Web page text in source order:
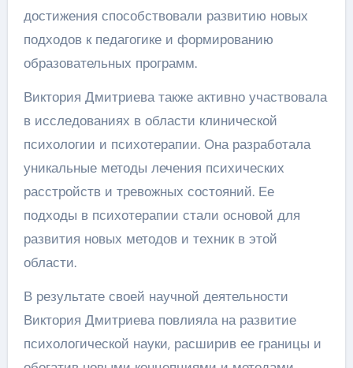
достижения способствовали развитию новых
подходов к педагогике и формированию
образовательных программ.
Виктория Дмитриева также активно участвовала
в исследованиях в области клинической
психологии и психотерапии. Она разработала
уникальные методы лечения психических
расстройств и тревожных состояний. Ее
подходы в психотерапии стали основой для
развития новых методов и техник в этой
области.
В результате своей научной деятельности
Виктория Дмитриева повлияла на развитие
психологической науки, расширив ее границы и